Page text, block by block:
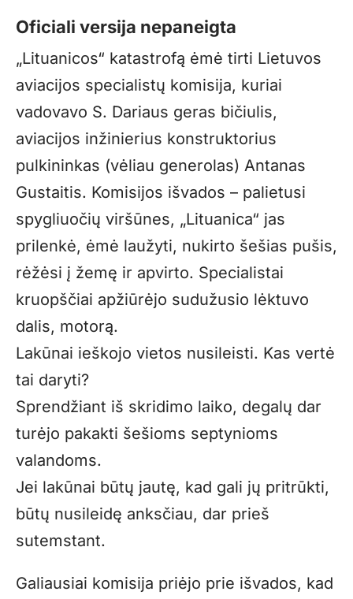
Oficiali versija nepaneigta
„Lituanicos“ katastrofą ėmė tirti Lietuvos
aviacijos specialistų komisija, kuriai
vadovavo S. Dariaus geras bičiulis,
aviacijos inžinierius konstruktorius
pulkininkas (vėliau generolas) Antanas
Gustaitis. Komisijos išvados – palietusi
spygliuočių viršūnes, „Lituanica“ jas
prilenkė, ėmė laužyti, nukirto šešias pušis,
rėžėsi į žemę ir apvirto. Specialistai
kruopščiai apžiūrėjo sudužusio lėktuvo
dalis, motorą.
Lakūnai ieškojo vietos nusileisti. Kas vertė
tai daryti?
Sprendžiant iš skridimo laiko, degalų dar
turėjo pakakti šešioms septynioms
valandoms.
Jei lakūnai būtų jautę, kad gali jų pritrūkti,
būtų nusileidę anksčiau, dar prieš
sutemstant.
Galiausiai komisija priėjo prie išvados, kad